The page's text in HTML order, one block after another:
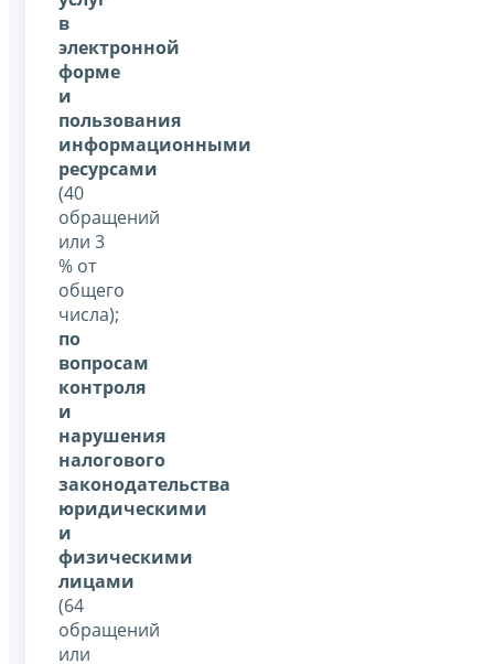
в
электронной
форме
и
пользования
информационными
ресурсами
(40
обращений
или 3
% от
общего
числа);
по
вопросам
контроля
и
нарушения
налогового
законодательства
юридическими
и
физическими
лицами
(64
обращений
или